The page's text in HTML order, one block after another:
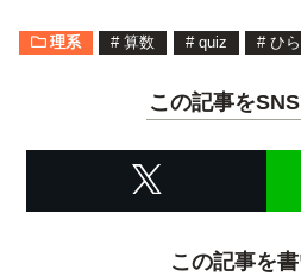
理系 # 算数 # quiz # ひ
この記事を
この記事を